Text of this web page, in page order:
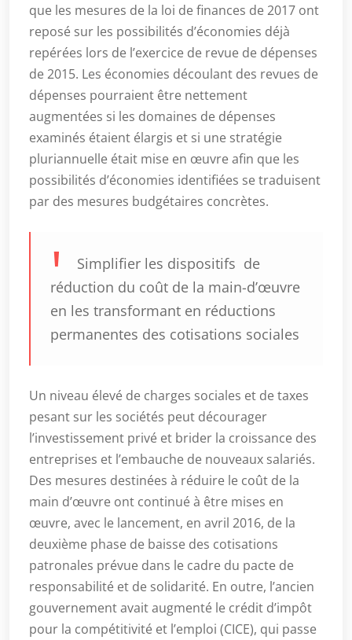
que les mesures de la loi de finances de 2017 ont
reposé sur les possibilités d’économies déjà
repérées lors de l’exercice de revue de dépenses
de 2015. Les économies découlant des revues de
dépenses pourraient être nettement
augmentées si les domaines de dépenses
examinés étaient élargis et si une stratégie
pluriannuelle était mise en œuvre afin que les
possibilités d’économies identifiées se traduisent
par des mesures budgétaires concrètes.
Simplifier les dispositifs de
réduction du coût de la main-d’œuvre
en les transformant en réductions
permanentes des cotisations sociales
Un niveau élevé de charges sociales et de taxes
pesant sur les sociétés peut décourager
l’investissement privé et brider la croissance des
entreprises et l’embauche de nouveaux salariés.
Des mesures destinées à réduire le coût de la
main d’œuvre ont continué à être mises en
œuvre, avec le lancement, en avril 2016, de la
deuxième phase de baisse des cotisations
patronales prévue dans le cadre du pacte de
responsabilité et de solidarité. En outre, l’ancien
gouvernement avait augmenté le crédit d’impôt
pour la compétitivité et l’emploi (CICE), qui passe